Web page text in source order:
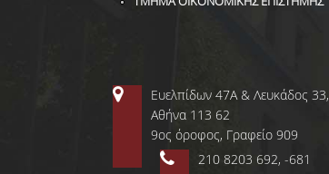
Ευελπίδων 47Α & Λευκάδος 33,
Αθήνα 113 62
9ος όροφος, Γραφείο 909
210 8203 692, -681